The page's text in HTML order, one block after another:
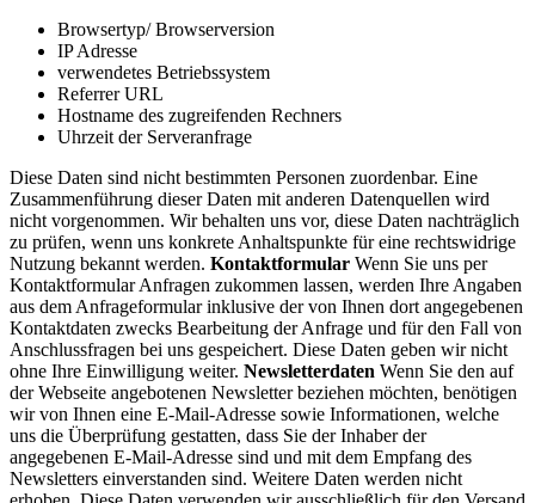
Browsertyp/ Browserversion
IP Adresse
verwendetes Betriebssystem
Referrer URL
Hostname des zugreifenden Rechners
Uhrzeit der Serveranfrage
Diese Daten sind nicht bestimmten Personen zuordenbar. Eine
Zusammenführung dieser Daten mit anderen Datenquellen wird
nicht vorgenommen. Wir behalten uns vor, diese Daten nachträglich
zu prüfen, wenn uns konkrete Anhaltspunkte für eine rechtswidrige
Nutzung bekannt werden. Kontaktformular Wenn Sie uns per
Kontaktformular Anfragen zukommen lassen, werden Ihre Angaben
aus dem Anfrageformular inklusive der von Ihnen dort angegebenen
Kontaktdaten zwecks Bearbeitung der Anfrage und für den Fall von
Anschlussfragen bei uns gespeichert. Diese Daten geben wir nicht
ohne Ihre Einwilligung weiter. Newsletterdaten Wenn Sie den auf
der Webseite angebotenen Newsletter beziehen möchten, benötigen
wir von Ihnen eine E-Mail-Adresse sowie Informationen, welche
uns die Überprüfung gestatten, dass Sie der Inhaber der
angegebenen E-Mail-Adresse sind und mit dem Empfang des
Newsletters einverstanden sind. Weitere Daten werden nicht